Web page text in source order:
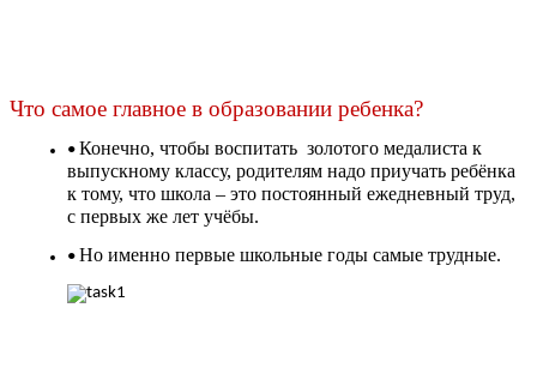
Что самое главное в образовании ребенка?
Конечно, чтобы воспитать золотого медалиста к
выпускному классу, родителям надо приучать ребёнка
к тому, что школа – это постоянный ежедневный труд,
с первых же лет учёбы.
Но именно первые школьные годы самые трудные.